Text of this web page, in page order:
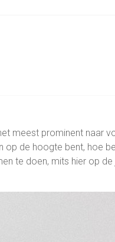
meest prominent naar
de hoogte bent, hoe
te doen, mits hier op